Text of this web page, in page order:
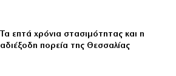
Τα επτά χρόνια στασιμότητας και η
αδιέξοδη πορεία της Θεσσαλίας